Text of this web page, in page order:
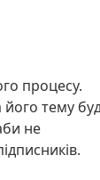
процесу.
його тему
не